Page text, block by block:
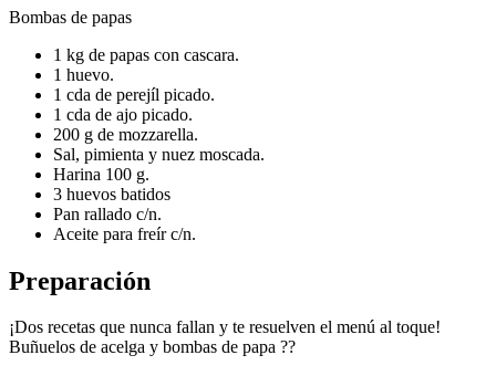
Bombas de papas
1 kg de papas con cascara.
1 huevo.
1 cda de perejíl picado.
1 cda de ajo picado.
200 g de mozzarella.
Sal, pimienta y nuez moscada.
Harina 100 g.
3 huevos batidos
Pan rallado c/n.
Aceite para freír c/n.
Preparación
¡Dos recetas que nunca fallan y te resuelven el menú al toque!
Buñuelos de acelga y bombas de papa ??